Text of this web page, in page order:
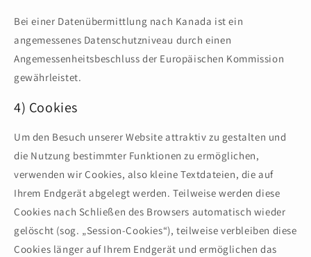
Bei einer Datenübermittlung nach Kanada ist ein
angemessenes Datenschutzniveau durch einen
Angemessenheitsbeschluss der Europäischen Kommission
gewährleistet.
4) Cookies
Um den Besuch unserer Website attraktiv zu gestalten und
die Nutzung bestimmter Funktionen zu ermöglichen,
verwenden wir Cookies, also kleine Textdateien, die auf
Ihrem Endgerät abgelegt werden. Teilweise werden diese
Cookies nach Schließen des Browsers automatisch wieder
gelöscht (sog. „Session-Cookies“), teilweise verbleiben diese
Cookies länger auf Ihrem Endgerät und ermöglichen das